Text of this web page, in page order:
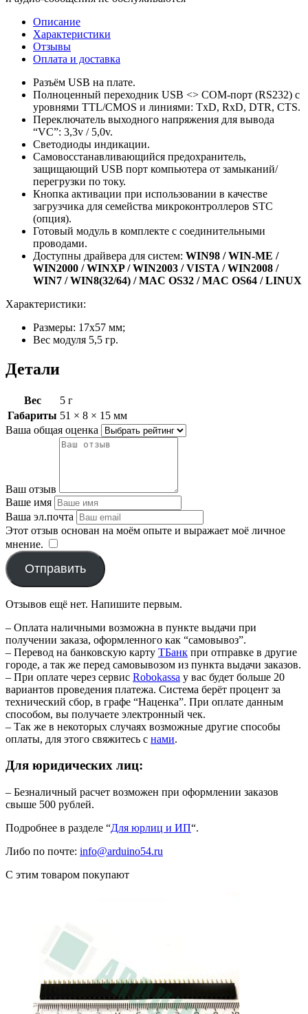
Описание
Характеристики
Отзывы
Оплата и доставка
Разъём USB на плате.
Полноценный переходник USB <> COM-порт (RS232) с
уровнями TTL/CMOS и линиями: TxD, RxD, DTR, CTS.
Переключатель выходного напряжения для вывода
“VC”: 3,3v / 5,0v.
Светодиоды индикации.
Самовосстанавливающийся предохранитель,
защищающий USB порт компьютера от замыканий/
перегрузки по току.
Кнопка активации при использовании в качестве
загрузчика для семейства микроконтроллеров STC
(опция).
Готовый модуль в комплекте с соединительными
проводами.
Доступны драйвера для систем: WIN98 / WIN-ME /
WIN2000 / WINXP / WIN2003 / VISTA / WIN2008 /
WIN7 / WIN8(32/64) / MAC OS32 / MAC OS64 / LINUX
Характеристики:
Размеры: 17х57 мм;
Вес модуля 5,5 гр.
Детали
Вес
5 г
Габариты 51 × 8 × 15 мм
Ваша общая оценка
Ваш отзыв
Ваше имя
Ваша эл.почта
Этот отзыв основан на моём опыте и выражает моё личное
мнение.
Отправить
Отзывов ещё нет. Напишите первым.
– Оплата наличными возможна в пункте выдачи при
получении заказа, оформленного как “самовывоз”.
– Перевод на банковскую карту TБанк при отправке в другие
городе, а так же перед самовывозом из пункта выдачи заказов.
– При оплате через сервис Robokassa у вас будет больше 20
вариантов проведения платежа. Система берёт процент за
технический сбор, в графе “Наценка”. При оплате данным
способом, вы получаете электронный чек.
– Так же в некоторых случаях возможные другие способы
оплаты, для этого свяжитесь с нами.
Для юридических лиц:
– Безналичный расчет возможен при оформлении заказов
свыше 500 рублей.
Подробнее в разделе “Для юрлиц и ИП“.
Либо по почте: info@arduino54.ru
С этим товаром покупают